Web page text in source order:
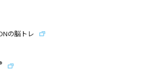
の脳トレ